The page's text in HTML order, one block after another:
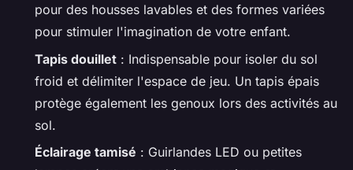
pour des housses lavables et des formes variées
pour stimuler l'imagination de votre enfant.
Tapis douillet : Indispensable pour isoler du sol
froid et délimiter l'espace de jeu. Un tapis épais
protège également les genoux lors des activités au
sol.
Éclairage tamisé : Guirlandes LED ou petites